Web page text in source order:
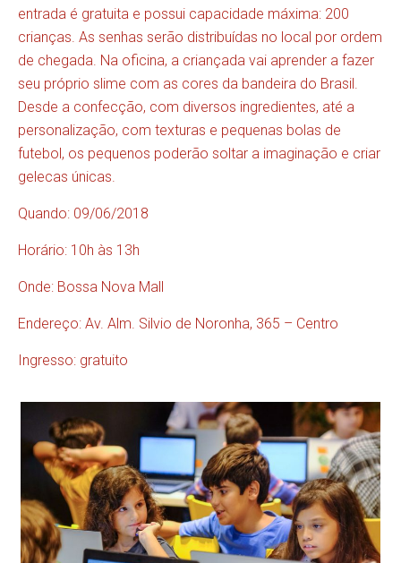
entrada é gratuita e possui capacidade máxima: 200
crianças. As senhas serão distribuídas no local por ordem
de chegada. Na oficina, a criançada vai aprender a fazer
seu próprio slime com as cores da bandeira do Brasil.
Desde a confecção, com diversos ingredientes, até a
personalização, com texturas e pequenas bolas de
futebol, os pequenos poderão soltar a imaginação e criar
gelecas únicas.
Quando: 09/06/2018
Horário: 10h às 13h
Onde: Bossa Nova Mall
Endereço: Av. Alm. Silvio de Noronha, 365 – Centro
Ingresso: gratuito